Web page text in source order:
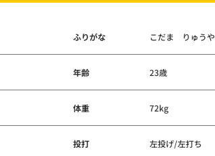
ふりがな こだま りゅうや
年齢 23歳
体重 72kg
投打 左投げ/左打ち